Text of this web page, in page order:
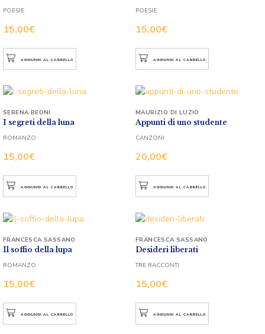
15,00€
POESIE
AGGIUNGI AL CARRELLO
15,00€
POESIE
AGGIUNGI AL CARRELLO
I segreti della luna
15,00€
SERENA BEONI
ROMANZO
AGGIUNGI AL CARRELLO
Appunti di uno studente
20,00€
MAURIZIO DI LUZIO
CANZONI
AGGIUNGI AL CARRELLO
Il soffio della lupa
15,00€
FRANCESCA SASSANO
ROMANZO
AGGIUNGI AL CARRELLO
Desideri liberati
15,00€
FRANCESCA SASSANO
TRE RACCONTI
AGGIUNGI AL CARRELLO